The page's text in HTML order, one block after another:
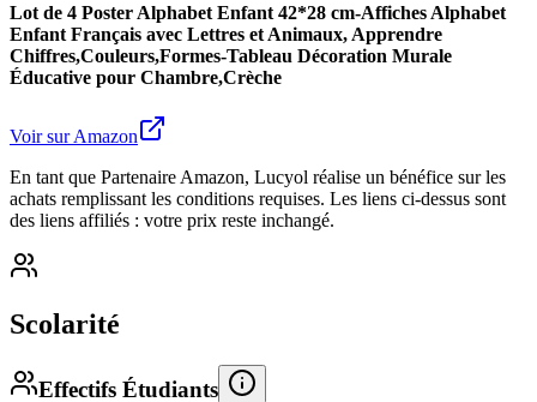
Lot de 4 Poster Alphabet Enfant 42*28 cm-Affiches Alphabet
Enfant Français avec Lettres et Animaux, Apprendre
Chiffres,Couleurs,Formes-Tableau Décoration Murale
Éducative pour Chambre,Crèche
Voir sur Amazon
En tant que Partenaire Amazon, Lucyol réalise un bénéfice sur les
achats remplissant les conditions requises. Les liens ci-dessus sont
des liens affiliés : votre prix reste inchangé.
Scolarité
Effectifs Étudiants